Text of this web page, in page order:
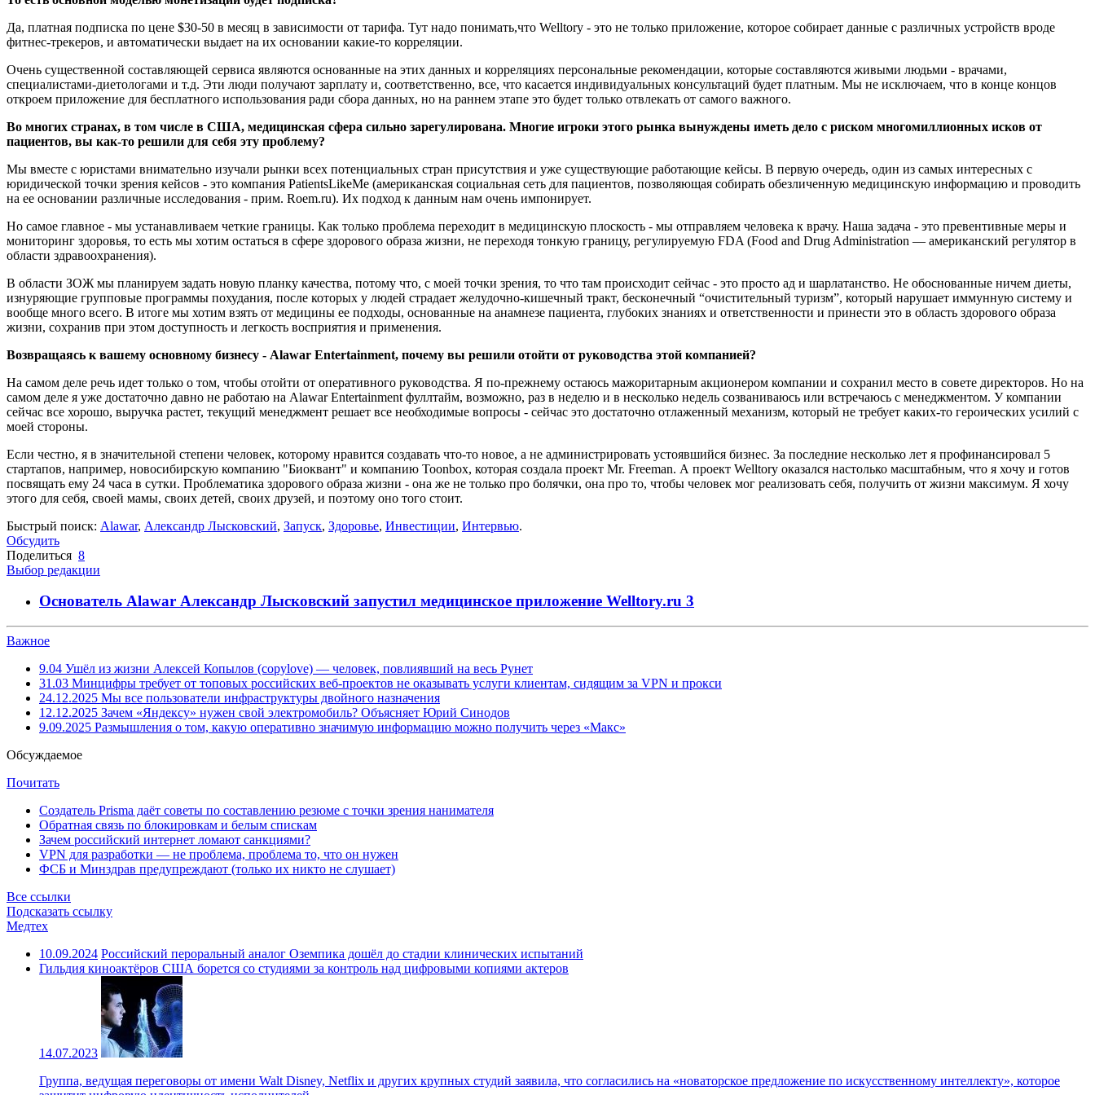
Да, платная подписка по цене $30-50 в месяц в зависимости от тарифа. Тут надо понимать,что Welltory - это не только приложение, которое собирает данные с различных устройств вроде
фитнес-трекеров, и автоматически выдает на их основании какие-то корреляции.
Очень существенной составляющей сервиса являются основанные на этих данных и корреляциях персональные рекомендации, которые составляются живыми людьми - врачами,
специалистами-диетологами и т.д. Эти люди получают зарплату и, соответственно, все, что касается индивидуальных консультаций будет платным. Мы не исключаем, что в конце концов
откроем приложение для бесплатного использования ради сбора данных, но на раннем этапе это будет только отвлекать от самого важного.
Во многих странах, в том числе в США, медицинская сфера сильно зарегулирована. Многие игроки этого рынка вынуждены иметь дело с риском многомиллионных исков от
пациентов, вы как-то решили для себя эту проблему?
Мы вместе с юристами внимательно изучали рынки всех потенциальных стран присутствия и уже существующие работающие кейсы. В первую очередь, один из самых интересных с
юридической точки зрения кейсов - это компания PatientsLikeMe (американская социальная сеть для пациентов, позволяющая собирать обезличенную медицинскую информацию и проводить
на ее основании различные исследования - прим. Roem.ru). Их подход к данным нам очень импонирует.
Но самое главное - мы устанавливаем четкие границы. Как только проблема переходит в медицинскую плоскость - мы отправляем человека к врачу. Наша задача - это превентивные меры и
мониторинг здоровья, то есть мы хотим остаться в сфере здорового образа жизни, не переходя тонкую границу, регулируемую FDA (Food and Drug Administration — американский регулятор в
области здравоохранения).
В области ЗОЖ мы планируем задать новую планку качества, потому что, с моей точки зрения, то что там происходит сейчас - это просто ад и шарлатанство. Не обоснованные ничем диеты,
изнуряющие групповые программы похудания, после которых у людей страдает желудочно-кишечный тракт, бесконечный “очистительный туризм”, который нарушает иммунную систему и
вообще много всего. В итоге мы хотим взять от медицины ее подходы, основанные на анамнезе пациента, глубоких знаниях и ответственности и принести это в область здорового образа
жизни, сохранив при этом доступность и легкость восприятия и применения.
Возвращаясь к вашему основному бизнесу - Alawar Entertainment, почему вы решили отойти от руководства этой компанией?
На самом деле речь идет только о том, чтобы отойти от оперативного руководства. Я по-прежнему остаюсь мажоритарным акционером компании и сохранил место в совете директоров. Но на
самом деле я уже достаточно давно не работаю на Alawar Entertainment фуллтайм, возможно, раз в неделю и в несколько недель созваниваюсь или встречаюсь с менеджментом. У компании
сейчас все хорошо, выручка растет, текущий менеджмент решает все необходимые вопросы - сейчас это достаточно отлаженный механизм, который не требует каких-то героических усилий с
моей стороны.
Если честно, я в значительной степени человек, которому нравится создавать что-то новое, а не администрировать устоявшийся бизнес. За последние несколько лет я профинансировал 5
стартапов, например, новосибирскую компанию "Биоквант" и компанию Toonbox, которая создала проект Mr. Freeman. А проект Welltory оказался настолько масштабным, что я хочу и готов
посвящать ему 24 часа в сутки. Проблематика здорового образа жизни - она же не только про болячки, она про то, чтобы человек мог реализовать себя, получить от жизни максимум. Я хочу
этого для себя, своей мамы, своих детей, своих друзей, и поэтому оно того стоит.
Быстрый поиск: Alawar, Александр Лысковский, Запуск, Здоровье, Инвестиции, Интервью.
Обсудить
Поделиться 8
Выбор редакции
Основатель Alawar Александр Лысковский запустил медицинское приложение Welltory.ru 3
Важное
9.04 Ушёл из жизни Алексей Копылов (copylove) — человек, повлиявший на весь Рунет
31.03 Минцифры требует от топовых российских веб-проектов не оказывать услуги клиентам, сидящим за VPN и прокси
24.12.2025 Мы все пользователи инфраструктуры двойного назначения
12.12.2025 Зачем «Яндексу» нужен свой электромобиль? Объясняет Юрий Синодов
9.09.2025 Размышления о том, какую оперативно значимую информацию можно получить через «Макс»
Обсуждаемое
Почитать
Создатель Prisma даёт советы по составлению резюме с точки зрения нанимателя
Обратная связь по блокировкам и белым спискам
Зачем российский интернет ломают санкциями?
VPN для разработки — не проблема, проблема то, что он нужен
ФСБ и Минздрав предупреждают (только их никто не слушает)
Все ссылки
Подсказать ссылку
Медтех
10.09.2024 Российский пероральный аналог Оземпика дошёл до стадии клинических испытаний
Гильдия киноактёров США борется со студиями за контроль над цифровыми копиями актеров
14.07.2023
Группа, ведущая переговоры от имени Walt Disney, Netflix и других крупных студий заявила, что согласились на «новаторское предложение по искусственному интеллекту», которое